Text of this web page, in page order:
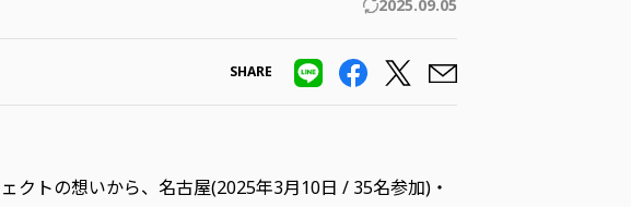
2025.09.05
SHARE
クトの想いから、名古屋(2025年3月10日 / 35名参加)・